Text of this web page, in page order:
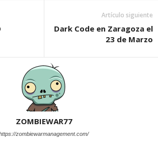
Artículo siguiente
Dark Code en Zaragoza el
23 de Marzo
ZOMBIEWAR77
zombiewarmanagement.com/